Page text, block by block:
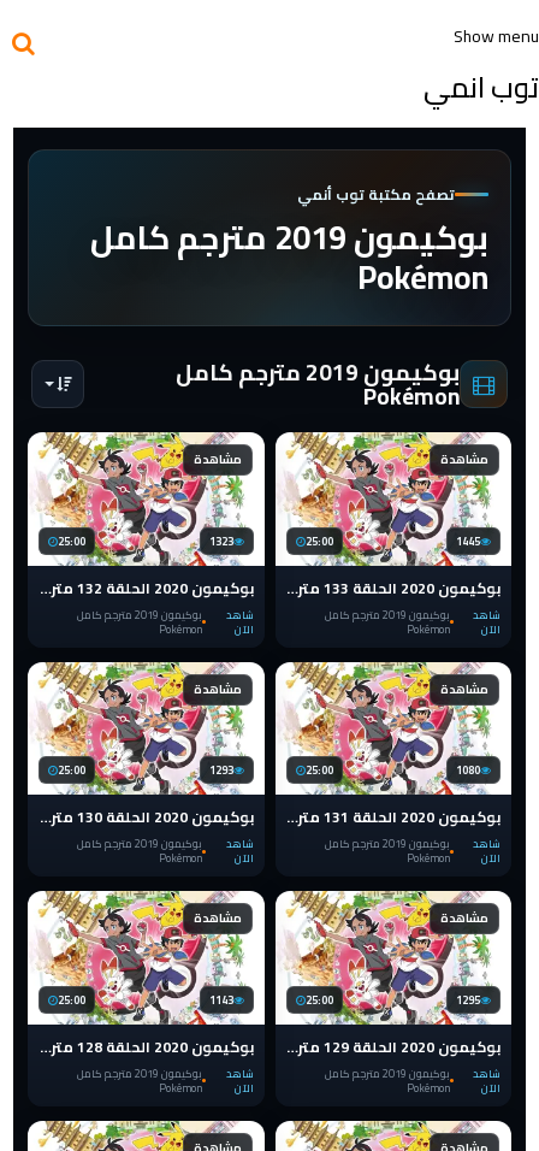
Show menu
توب انمي
تصفح مكتبة توب أنمي
بوكيمون 2019 مترجم كامل
Pokémon
بوكيمون 2019 مترجم كامل
Pokémon
مشاهدة
25:00 1445
بوكيمون 2020 الحلقة 133 مترجم pokemon الدرع والسيف
شاهد
الآن
بوكيمون 2019 مترجم كامل
Pokémon
مشاهدة
25:00 1323
بوكيمون 2020 الحلقة 132 مترجم pokemon الدرع والسيف
شاهد
الآن
بوكيمون 2019 مترجم كامل
Pokémon
مشاهدة
25:00 1080
بوكيمون 2020 الحلقة 131 مترجم pokemon الدرع والسيف
شاهد
الآن
بوكيمون 2019 مترجم كامل
Pokémon
مشاهدة
25:00 1293
بوكيمون 2020 الحلقة 130 مترجم pokemon الدرع والسيف
شاهد
الآن
بوكيمون 2019 مترجم كامل
Pokémon
مشاهدة
25:00 1295
بوكيمون 2020 الحلقة 129 مترجم pokemon الدرع والسيف
شاهد
الآن
بوكيمون 2019 مترجم كامل
Pokémon
مشاهدة
25:00 1143
بوكيمون 2020 الحلقة 128 مترجم pokemon الدرع والسيف
شاهد
الآن
بوكيمون 2019 مترجم كامل
Pokémon